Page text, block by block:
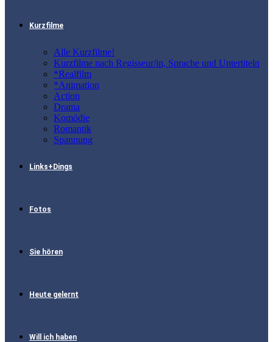
Kurzfilme
Alle Kurzfilme!
Kurzfilme nach Regisseur/in, Sprache und Untertiteln
*Realfilm
*Animation
Action
Drama
Komödie
Romantik
Spannung
Links+Dings
Fotos
Sie hören
Heute gelernt
Will ich haben